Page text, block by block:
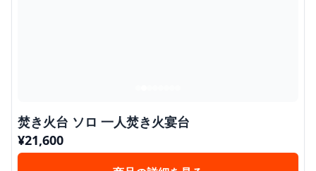
焚き火台 ソロ 一人焚き火宴台
¥21,600